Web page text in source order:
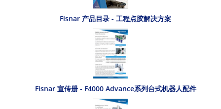
Fisnar 产品目录 - 工程点胶解决方案
Fisnar 宣传册 - F4000 Advance系列台式机器人配件